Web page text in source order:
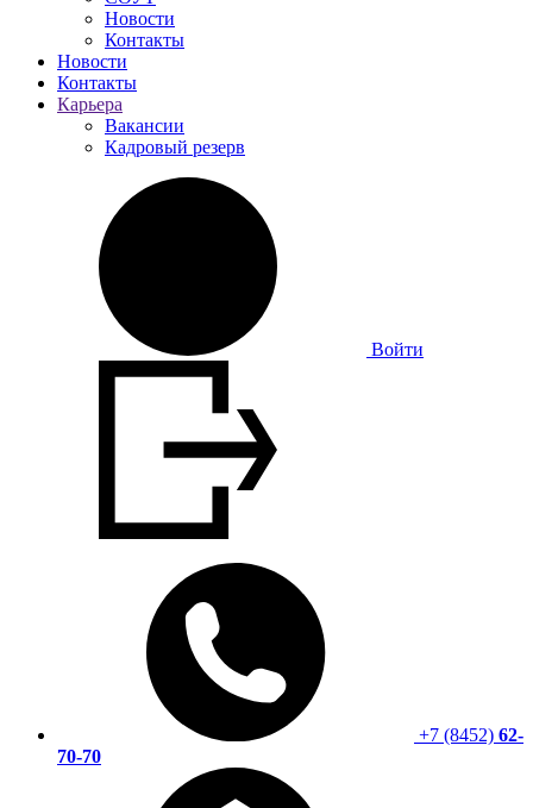
Новости
Контакты
Новости
Контакты
Карьера
Вакансии
Кадровый резерв
Войти
+7 (8452) 62-
70-70